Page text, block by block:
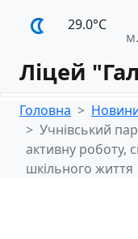
29.0°С
Ліцей
Головна
Учнівський
активну роботу,
шкільного життя